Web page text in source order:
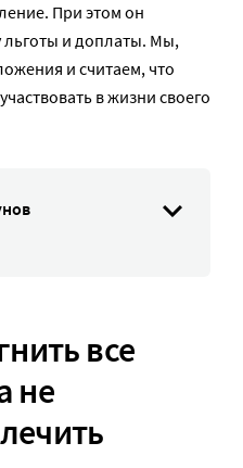
При этом он
и доплаты. Мы,
и считаем, что
в жизни своего
все
не